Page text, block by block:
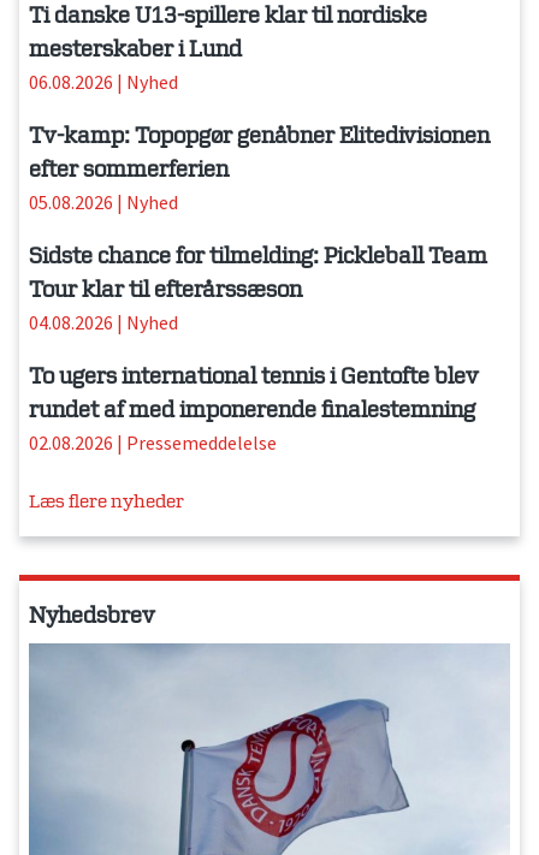
Ti danske U13-spillere klar til nordiske
mesterskaber i Lund
06.08.2026 | Nyhed
Tv-kamp: Topopgør genåbner Elitedivisionen
efter sommerferien
05.08.2026 | Nyhed
Sidste chance for tilmelding: Pickleball Team
Tour klar til efterårssæson
04.08.2026 | Nyhed
To ugers international tennis i Gentofte blev
rundet af med imponerende finalestemning
02.08.2026 | Pressemeddelelse
Læs flere nyheder
Nyhedsbrev